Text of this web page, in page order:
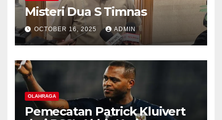
Misteri Dua S Timnas
OCTOBER 16, 2025 ADMIN
OLAHRAGA
Pemecatan Patrick Kluivert